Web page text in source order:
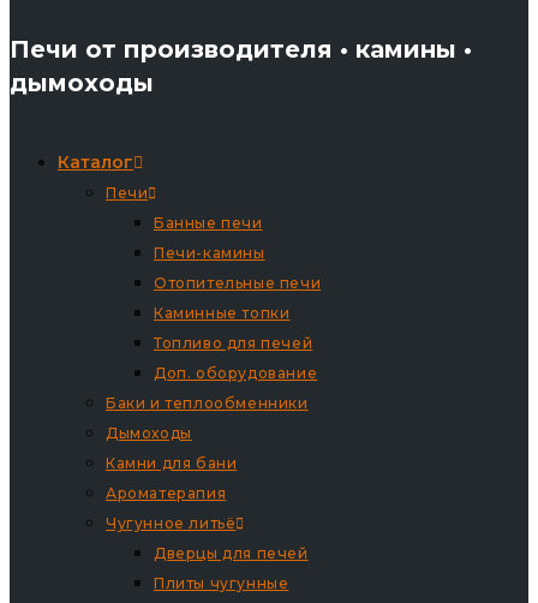
Печи от производителя • камины •
дымоходы
Каталог
Печи
Банные печи
Печи-камины
Отопительные печи
Каминные топки
Топливо для печей
Доп. оборудование
Баки и теплообменники
Дымоходы
Камни для бани
Ароматерапия
Чугунное литьё
Дверцы для печей
Плиты чугунные